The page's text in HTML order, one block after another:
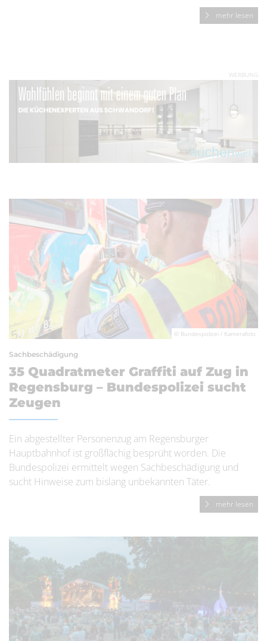
mehr lesen
WERBUNG
© Bundespolizei / Kamerafoto
Sachbeschädigung
35 Quadratmeter Graffiti auf Zug in
Regensburg – Bundespolizei sucht
Zeugen
Ein abgestellter Personenzug am Regensburger
Hauptbahnhof ist großflächig besprüht worden. Die
Bundespolizei ermittelt wegen Sachbeschädigung und
sucht Hinweise zum bislang unbekannten Täter.
mehr lesen